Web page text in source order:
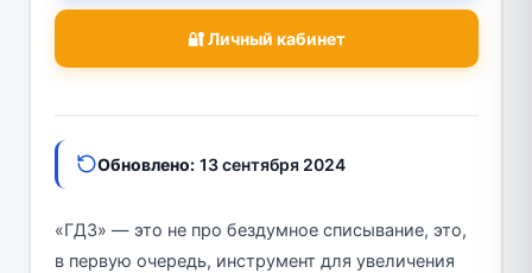
🔐 Личный кабинет
Обновлено: 13 сентября 2024
«ГДЗ» — это не про бездумное списывание, это,
в первую очередь, инструмент для увеличения